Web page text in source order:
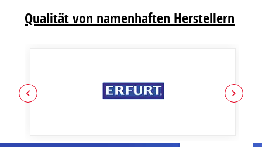
Qualität von namenhaften Herstellern